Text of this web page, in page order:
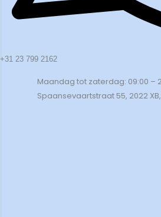
+31 23 799 2162
Maandag tot zaterdag: 09:00 –
Spaansevaartstraat 55, 2022